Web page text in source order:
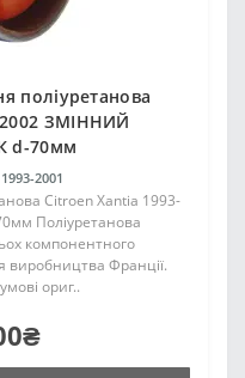
поліуретанова
ЗМІННИЙ
d-70мм
1993-2001
Citroen Xantia 1993-
Поліуретанова
компонентного
виробництва Франції.
ориг..